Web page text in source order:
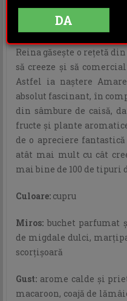
samburi de caise.
În perioada
Reina găseşte o reţetă
să creeze şi să
Astfel ia naştere
absolut fascinant, în
din sâmbure de caisă,
fructe şi plante
de o apreciere
atât mai mult cu cât
mai bine de 100 de tipuri
Culoare: cupru
Miros: buchet parfumat
de migdale dulci,
scorţişoară
Gust: arome calde şi
macaroon, coajă de
DA